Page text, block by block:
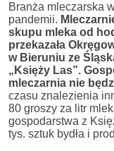
Branża mleczarska
pandemii.
skupu mleka od
przekazała
w Bieruniu ze
„Księży Las”.
mleczarnia nie
czasu znalezienia
80 groszy za litr
gospodarstwa z
tys. sztuk bydła i